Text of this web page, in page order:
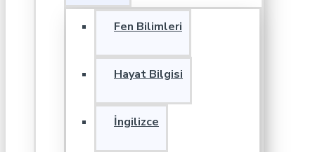
Fen Bilimleri
Hayat Bilgisi
İngilizce